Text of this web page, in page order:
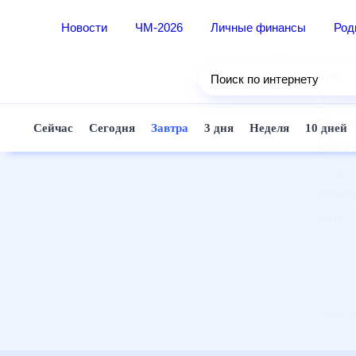
Новости ЧМ-2026 Личные финансы
Поиск по интернету
Сейчас Сегодня Завтра 3 дня Неделя 10